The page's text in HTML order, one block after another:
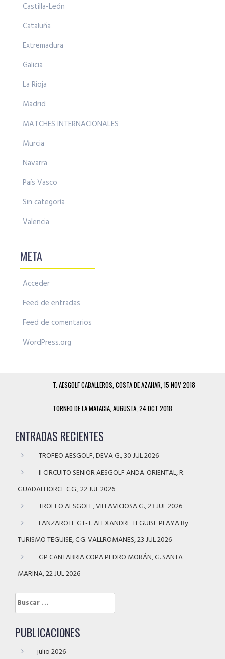
Castilla-León
Cataluña
Extremadura
Galicia
La Rioja
Madrid
MATCHES INTERNACIONALES
Murcia
Navarra
País Vasco
Sin categoría
Valencia
META
Acceder
Feed de entradas
Feed de comentarios
WordPress.org
T. AESGOLF CABALLEROS, COSTA DE AZAHAR, 15 NOV 2018
TORNEO DE LA MATACIA, AUGUSTA, 24 OCT 2018
ENTRADAS RECIENTES
TROFEO AESGOLF, DEVA G., 30 JUL 2026
II CIRCUITO SENIOR AESGOLF ANDA. ORIENTAL, R.
GUADALHORCE C.G., 22 JUL 2026
TROFEO AESGOLF, VILLAVICIOSA G., 23 JUL 2026
LANZAROTE GT-T. ALEXANDRE TEGUISE PLAYA By
TURISMO TEGUISE, C.G. VALLROMANES, 23 JUL 2026
GP CANTABRIA COPA PEDRO MORÁN, G. SANTA
MARINA, 22 JUL 2026
Buscar:
PUBLICACIONES
julio 2026